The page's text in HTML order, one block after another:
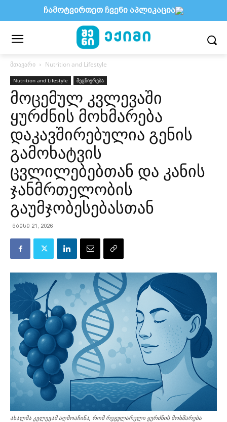
მთავარი Nutrition and Lifestyle
Nutrition and Lifestyle მეცნიერება
მოცემულ კვლევაში
ყურძნის მოხმარება
დაკავშირებულია გენის
გამოხატვის
ცვლილებებთან და კანის
ჯანმრთელობის
გაუმჯობესებასთან
მაისი 21, 2026
ახალმა კვლევამ აღმოაჩინა, რომ რეგულარული ყურძნის მოხმარება
ჩამოტვირთეთ ჩვენი აპლიკაცია